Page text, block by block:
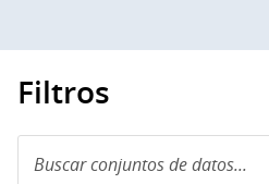
Filtros
conjuntos